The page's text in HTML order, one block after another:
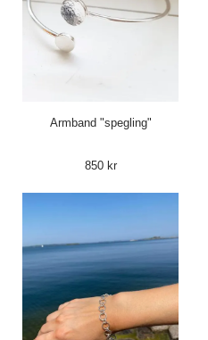
Armband "spegling"
850 kr